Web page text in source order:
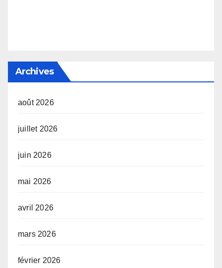
Archives
août 2026
juillet 2026
juin 2026
mai 2026
avril 2026
mars 2026
février 2026